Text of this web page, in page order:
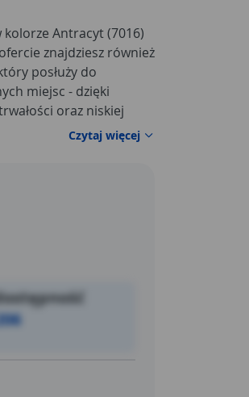
kolorze Antracyt (7016)
znajdziesz również
posłuży do
miejsc - dzięki
oraz niskiej
wśród naszych
które będzie
wielu lat!
letnia gwarancja
Czytaj więcej